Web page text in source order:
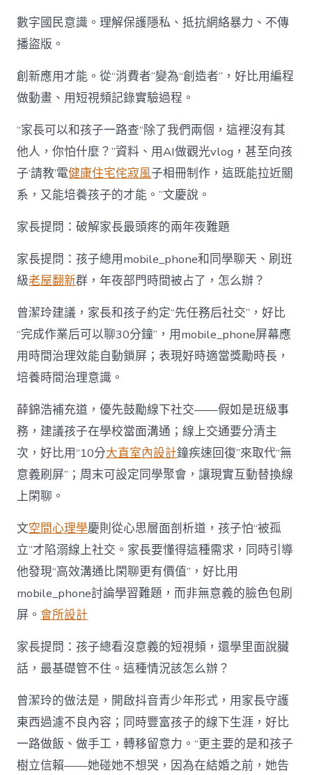
數字國民意識。理解保護隱私、抵抗網絡暴力、不傳
播盜版。
創新應用才能。從“消費者”變為“創造者”，好比用編程
做動畫、用短視頻記錄實驗過程。
“家長可以和孩子一路查“除了我們兩個，這裡沒有其
他人，你怕什麼？”資料、用AI做觀光vlog，甚至向孩
子‘請教’電健康住宅侘寂風子相冊制作，這既能拉近關
系，又能培養孩子的才能。”文慶說。
家長提問：破解家長最頭疼的兩年夜難題
家長提問：孩子總用mobile_phone和同學聊天、刷班
級老屋翻新群，年夜部門時間被占了，怎么辦？
曾潔玲建議，家長和孩子約定“先任務后社交”，好比
“完成作業后可以聊30分鐘”，用mobile_phone屏幕應
用時間治理效能自動鎖屏；表現好時適當獎勵時長，
培養時間治理意識。
薛錦浩補充道，優先鼓勵線下社交——假如是班級事
務，建議孩子在學校當面溝通；線上交通要分清主
次，好比用“10分大直室內設計鐘疾速回復”來取代“無
意義刷屏”；周末可設定同學聚會，讓現實互動替換線
上閑聊。
文空間心理學慶則從心思層面剖析道，孩子怕“被孤
立”才陷溺線上社交。家長要懂得這種需求，同時引導
他發現“高效溝通比閑聊更有價值”，好比用
mobile_phone討論學習難題，而非無意義的臉色包刷
屏。會所設計
家長提問：孩子總看沒意義的短視頻，還學里面說臟
話，最基礎管不住。這種情況該怎么辦？
曾潔玲的做法是，開啟抖音青少年形式，用家長守護
東西過濾不良內容；同時豐富孩子的線下生涯，好比
一路做飯、做手工，轉移留意力。“更主要的是和孩子
樹立信賴——她碰她不想哭，因為在結婚之前，她告